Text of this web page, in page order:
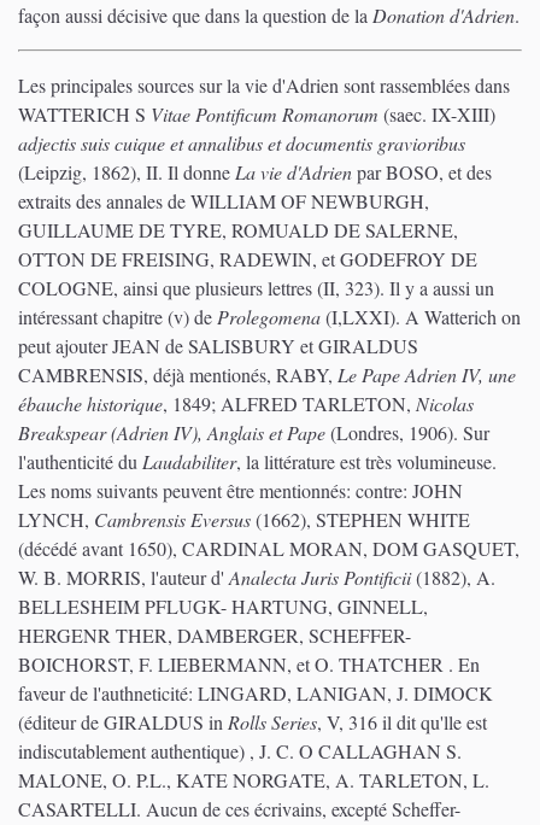
façon aussi décisive que dans la question de la Donation d'Adrien.
Les principales sources sur la vie d'Adrien sont rassemblées dans
WATTERICH S Vitae Pontificum Romanorum (saec. IX-XIII)
adjectis suis cuique et annalibus et documentis gravioribus
(Leipzig, 1862), II. Il donne La vie d'Adrienpar BOSO, et des
extraits des annales de WILLIAM OF NEWBURGH,
GUILLAUME DE TYRE, ROMUALD DE SALERNE,
OTTON DE FREISING, RADEWIN, et GODEFROY DE
COLOGNE, ainsi que plusieurs lettres (II, 323). Il y a aussi un
intéressant chapitre (v) de Prolegomena(I,LXXI). A Watterich on
peut ajouter JEAN de SALISBURY et GIRALDUS
CAMBRENSIS, déjà mentionés, RABY, Le Pape Adrien IV, une
ébauche historique, 1849; ALFRED TARLETON, Nicolas
Breakspear (Adrien IV), Anglais et Pape(Londres, 1906). Sur
l'authenticité du Laudabiliter, la littérature est très volumineuse.
Les noms suivants peuvent être mentionnés: contre: JOHN
LYNCH, Cambrensis Eversus(1662), STEPHEN WHITE
(décédé avant 1650), CARDINAL MORAN, DOM GASQUET,
W. B. MORRIS, l'auteur d' Analecta Juris Pontificii(1882), A.
BELLESHEIM PFLUGK- HARTUNG, GINNELL,
HERGENR THER, DAMBERGER, SCHEFFER-
BOICHORST, F. LIEBERMANN, et O. THATCHER . En
faveur de l'authneticité: LINGARD, LANIGAN, J. DIMOCK
(éditeur de GIRALDUS in Rolls Series, V, 316 il dit qu'lle est
indiscutablement authentique) , J. C. O CALLAGHAN S.
MALONE, O. P.L., KATE NORGATE, A. TARLETON, L.
CASARTELLI. Aucun de ces écrivains, excepté Scheffer-